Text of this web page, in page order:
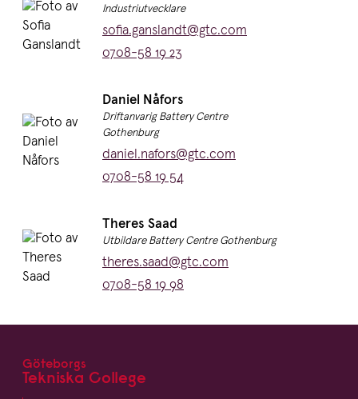
Titel:
Industriutvecklare
E-post:
sofia.ganslandt@gtc.com
Telefon:
0708-58 19 23
Namn:
Daniel Nåfors
Titel:
Driftanvarig Battery Centre
Gothenburg
E-post:
daniel.nafors@gtc.com
Telefon:
0708-58 19 54
Namn:
Theres Saad
Titel:
Utbildare Battery Centre Gothenburg
E-post:
theres.saad@gtc.com
Telefon:
0708-58 19 98
Footer
Göteborgs
Tekniska College